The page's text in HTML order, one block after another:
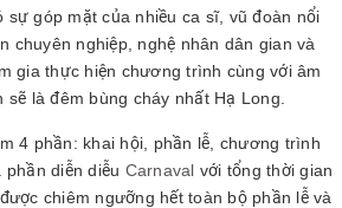
sự góp mặt của nhiều ca sĩ, vũ đoàn nổi
chuyên nghiệp, nghệ nhân dân gian và
gia thực hiện chương trình cùng với âm
là đêm bùng cháy nhất Hạ Long.
4 phần: khai hội, phần lễ, chương trình
diễn diễu Carnaval với tổng thời gian
chiêm ngưỡng hết toàn bộ phần lễ và